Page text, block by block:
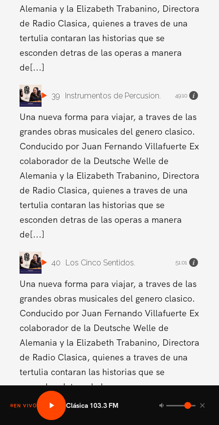
Alemania y la Elizabeth Trabanino, Directora
de Radio Clasica, quienes a traves de una
tertulia contaran las historias que se
esconden detras de las operas a manera
de[...]
39 Instrumentos de Percusion. 49:10
Una nueva forma para viajar, a traves de las
grandes obras musicales del genero clasico.
Conducido por Juan Fernando Villafuerte Ex
colaborador de la Deutsche Welle de
Alemania y la Elizabeth Trabanino, Directora
de Radio Clasica, quienes a traves de una
tertulia contaran las historias que se
esconden detras de las operas a manera
de[...]
40 Los Cinco Sentidos. 51:01
Una nueva forma para viajar, a traves de las
grandes obras musicales del genero clasico.
Conducido por Juan Fernando Villafuerte Ex
colaborador de la Deutsche Welle de
Alemania y la Elizabeth Trabanino, Directora
de Radio Clasica, quienes a traves de una
tertulia contaran las historias que se
esconden detras de las operas a manera
de[...]
EN VIVO Clásica 103.3 FM